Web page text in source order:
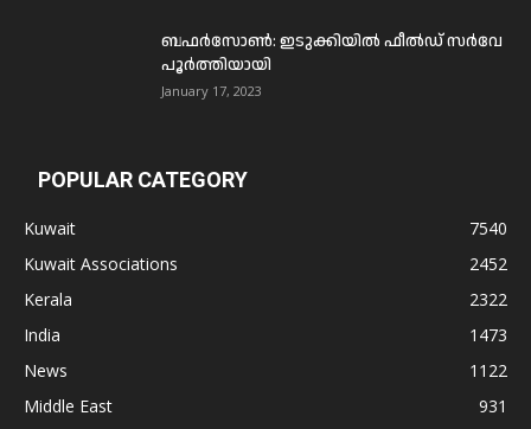
ബഫര്‍സോണ്‍: ഇടുക്കിയില്‍ ഫീല്‍ഡ് സര്‍വേ
പൂര്‍ത്തിയായി
January 17, 2023
POPULAR CATEGORY
Kuwait
7540
Kuwait Associations
2452
Kerala
2322
India
1473
News
1122
Middle East
931